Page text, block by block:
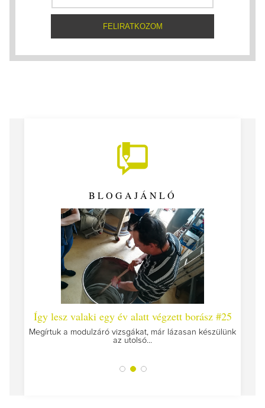
BLOGAJÁNLÓ
Így lesz valaki egy év alatt végzett borász #25
Megírtuk a modulzáró vizsgákat, már lázasan készülünk
az utolsó...